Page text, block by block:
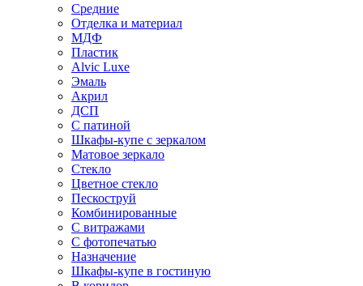
Средние
Отделка и материал
МДФ
Пластик
Alvic Luxe
Эмаль
Акрил
ДСП
С патиной
Шкафы-купе с зеркалом
Матовое зеркало
Стекло
Цветное стекло
Пескоструй
Комбинированные
С витражами
С фотопечатью
Назначение
Шкафы-купе в гостиную